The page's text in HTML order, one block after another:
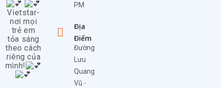
Vietstar-
nơi mọi
trẻ em
tỏa sáng
theo cách
riêng của
mình!
PM
Địa
Điểm
Đường
Lưu
Quang
Vũ -